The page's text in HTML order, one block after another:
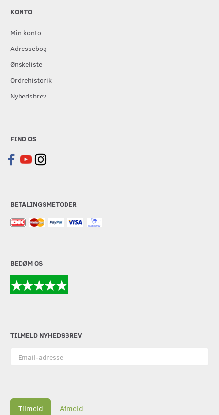
KONTO
Min konto
Adressebog
Ønskeliste
Ordrehistorik
Nyhedsbrev
FIND OS
BETALINGSMETODER
BEDØM OS
TILMELD NYHEDSBREV
adresse
Tilmeld Afmeld